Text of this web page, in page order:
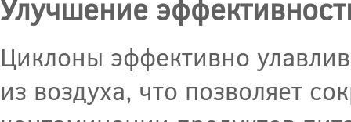
Улучшение
Циклоны эффективно
из воздуха, что позволяет